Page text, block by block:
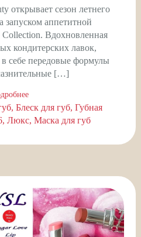
открывает сезон летнего
запуском аппетитной
Вдохновленная
кондитерских лавок,
себе передовые формулы
[…]
Блеск для губ Губная
Люкс Маска для губ